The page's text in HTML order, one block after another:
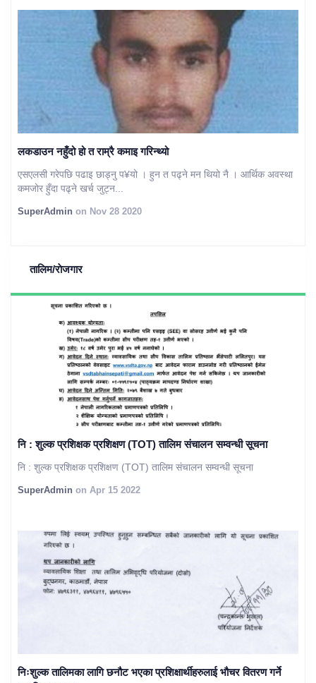
लकडाउन नहुँदो हो त राम्रै कमाइ गरिन्थ्यो
एसएलसी गरेपछि पढाइ छाड्नु प¥यो । हुन त पढ्ने मन थियो नै । आर्थिक अवस्था
कमजोर हुँदा पढ्ने खर्च जुट्न...
SuperAdmin on Nov 28 2020
तालिम/राेजगार
नि : शुल्क प्रशिक्षक प्रशिक्षण (TOT) तालिम संचालन सम्वन्धी सूचना
नि : शुल्क प्रशिक्षक प्रशिक्षण (TOT) तालिम संचालन सम्वन्धी सूचना
SuperAdmin on Apr 15 2022
निःशुल्क तालिमका लागि छनौट भएका प्रशिक्षार्थीहरुलाई भौचर वितरण गर्ने